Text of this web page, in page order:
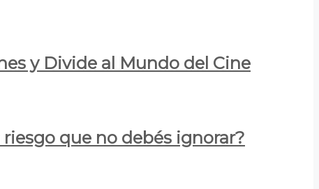
y Divide al Mundo del Cine
que no debés ignorar?